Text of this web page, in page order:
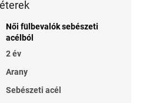
Női fülbevalók sebészeti
acélból
2 év
Arany
Sebészeti acél